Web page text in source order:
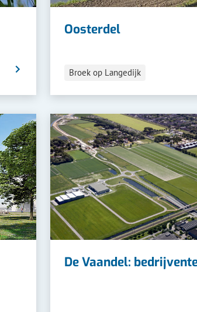
Categorieën
Oosterdel
Broek op Langedijk
De Vaandel: